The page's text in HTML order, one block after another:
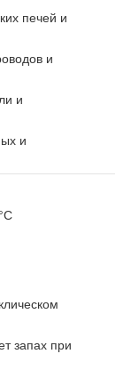
печей и
и
и
и
запах при